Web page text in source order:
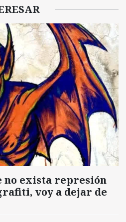
no exista represión
voy a dejar de